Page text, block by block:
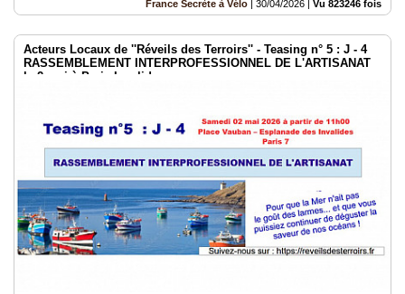
France Secrète à Vélo | 30/04/2026 | Vu 823246 fois
Acteurs Locaux de ''Réveils des Terroirs'' - Teasing n° 5 : J - 4
RASSEMBLEMENT INTERPROFESSIONNEL DE L'ARTISANAT
le 2 mai à Paris Invalides